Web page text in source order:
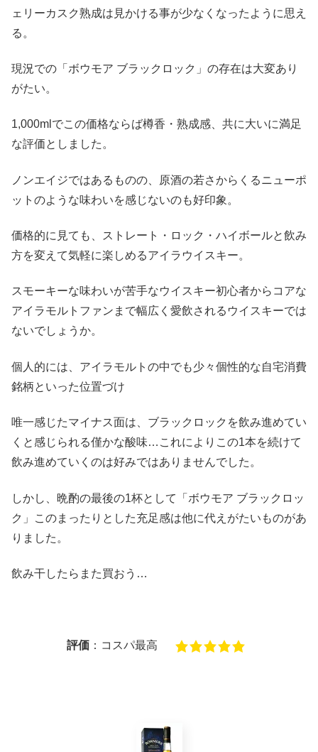
ェリーカスク熟成は見かける事が少なくなったように思え
る。
現況での「ボウモア ブラックロック」の存在は大変あり
がたい。
1,000mlでこの価格ならば樽香・熟成感、共に大いに満足
な評価としました。
ノンエイジではあるものの、原酒の若さからくるニューポ
ットのような味わいを感じないのも好印象。
価格的に見ても、ストレート・ロック・ハイボールと飲み
方を変えて気軽に楽しめるアイラウイスキー。
スモーキーな味わいが苦手なウイスキー初心者からコアな
アイラモルトファンまで幅広く愛飲されるウイスキーでは
ないでしょうか。
個人的には、アイラモルトの中でも少々個性的な自宅消費
銘柄といった位置づけ
唯一感じたマイナス面は、ブラックロックを飲み進めてい
くと感じられる僅かな酸味…これによりこの1本を続けて
飲み進めていくのは好みではありませんでした。
しかし、晩酌の最後の1杯として「ボウモア ブラックロッ
ク」このまったりとした充足感は他に代えがたいものがあ
りました。
飲み干したらまた買おう…
評価 ：コスパ最高